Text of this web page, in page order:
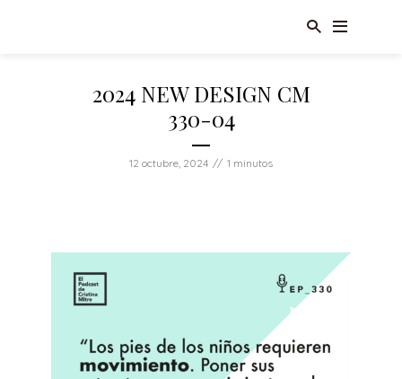
2024 NEW DESIGN CM
330-04
12 octubre, 2024 1 minutos